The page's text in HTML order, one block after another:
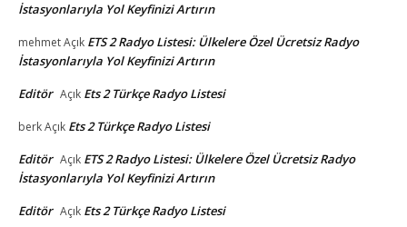
İstasyonlarıyla Yol Keyfinizi Artırın
mehmetAçık ETS 2 Radyo Listesi: Ülkelere Özel Ücretsiz Radyo
İstasyonlarıyla Yol Keyfinizi Artırın
Editör Açık Ets 2 Türkçe Radyo Listesi
berkAçık Ets 2 Türkçe Radyo Listesi
Editör Açık ETS 2 Radyo Listesi: Ülkelere Özel Ücretsiz Radyo
İstasyonlarıyla Yol Keyfinizi Artırın
Editör Açık Ets 2 Türkçe Radyo Listesi